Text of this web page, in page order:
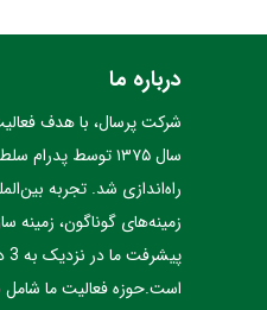
خرید مستقیم کاغذ
وایت تاپ کوتد از جمله
واردات این کالای پر مصرف
مجموعه ما مفتخر است که
فوری سفارشات کرده و
درباره ما
شرکت پرسال، با هدف
سال ۱۳۷۵ توسط پدرام
راه‌اندازی شد. تجربه
زمینه‌های گوناگون، زمینه
است.حوزه فعالیت ما شامل